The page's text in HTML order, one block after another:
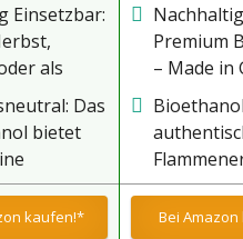
Einsetzbar:
als
- unser
ist als
für den
vielfältig
und
Das
bietet
und
Premium
– Made in
aus
Genießen
natürliche
kaufen!* Bei